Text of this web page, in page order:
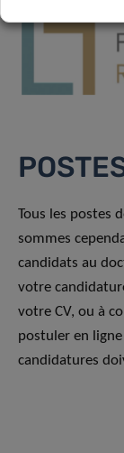
Tous les postes
sommes
candidats au
votre
votre CV, ou à
postuler en
candidatures